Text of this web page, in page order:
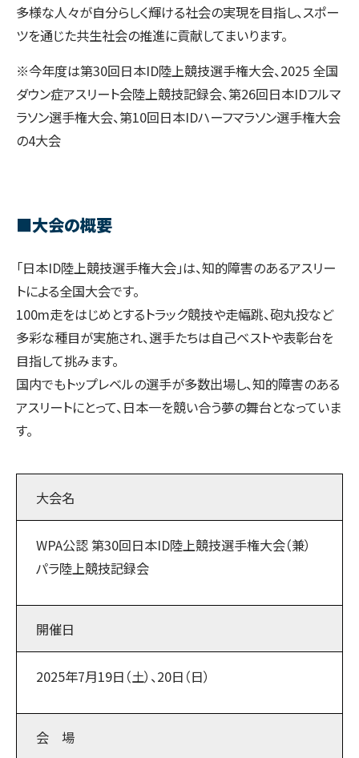
多様な人々が自分らしく輝ける社会の実現を目指し、スポー
ツを通じた共生社会の推進に貢献してまいります。
※今年度は第30回日本ID陸上競技選手権大会、2025 全国
ダウン症アスリート会陸上競技記録会、第26回日本IDフルマ
ラソン選手権大会、第10回日本IDハーフマラソン選手権大会
の4大会
■大会の概要
「日本ID陸上競技選手権大会」は、知的障害のあるアスリー
トによる全国大会です。
100m走をはじめとするトラック競技や走幅跳、砲丸投など
多彩な種目が実施され、選手たちは自己ベストや表彰台を
目指して挑みます。
国内でもトップレベルの選手が多数出場し、知的障害のある
アスリートにとって、日本一を競い合う夢の舞台となっていま
す。
大会名
WPA公認 第30回日本ID陸上競技選手権大会（兼）
パラ陸上競技記録会
開催日
2025年7月19日（土）、20日（日）
会 場